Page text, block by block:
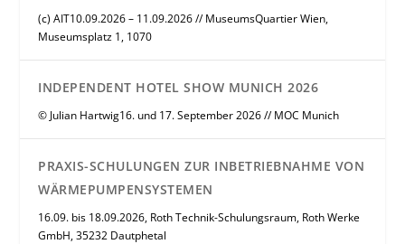
(c) AIT10.09.2026 – 11.09.2026 // MuseumsQuartier Wien,
Museumsplatz 1, 1070
INDEPENDENT HOTEL SHOW MUNICH 2026
© Julian Hartwig16. und 17. September 2026 // MOC Munich
PRAXIS-SCHULUNGEN ZUR INBETRIEBNAHME VON
WÄRMEPUMPENSYSTEMEN
16.09. bis 18.09.2026, Roth Technik-Schulungsraum, Roth Werke
GmbH, 35232 Dautphetal